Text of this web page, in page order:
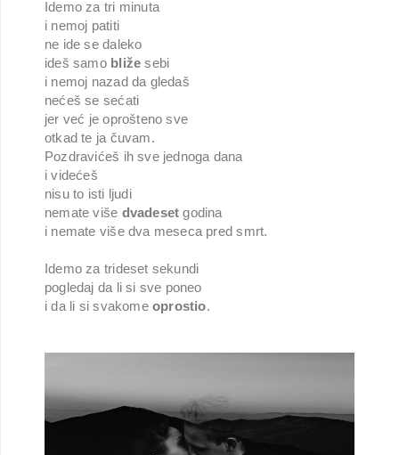
Idemo za tri minuta
i nemoj patiti
ne ide se daleko
ideš samo bliže sebi
i nemoj nazad da gledaš
nećeš se sećati
jer već je oprošteno sve
otkad te ja čuvam.
Pozdravićeš ih sve jednoga dana
i videćeš
nisu to isti ljudi
nemate više dvadeset godina
i nemate više dva meseca pred smrt.
Idemo za trideset sekundi
pogledaj da li si sve poneo
i da li si svakome oprostio.